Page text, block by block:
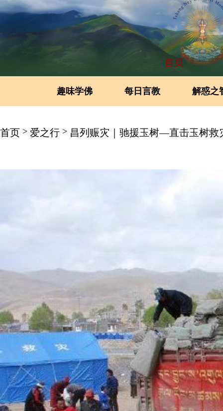
首页
趣味学佛 每日言教 解惑之
首页 > 爱之行 > 昌列赈灾｜驰援玉树—直击玉树救